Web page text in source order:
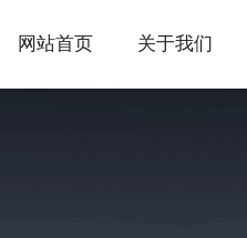
网站首页 关于我们